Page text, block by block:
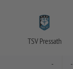
TSV Pressath
- -